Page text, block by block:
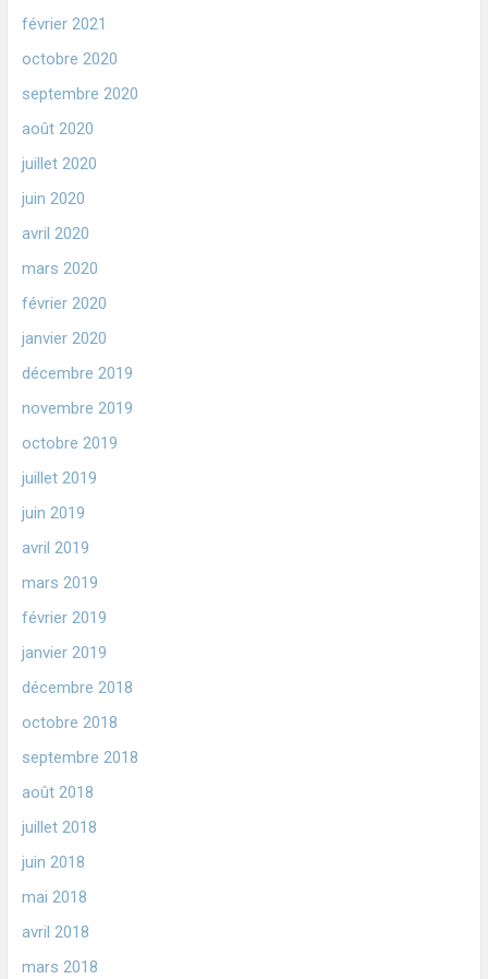
février 2021
octobre 2020
septembre 2020
août 2020
juillet 2020
juin 2020
avril 2020
mars 2020
février 2020
janvier 2020
décembre 2019
novembre 2019
octobre 2019
juillet 2019
juin 2019
avril 2019
mars 2019
février 2019
janvier 2019
décembre 2018
octobre 2018
septembre 2018
août 2018
juillet 2018
juin 2018
mai 2018
avril 2018
mars 2018